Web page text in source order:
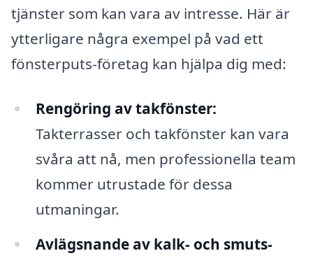
tjänster som kan vara av intresse. Här är
ytterligare några exempel på vad ett
fönsterputs-företag kan hjälpa dig med:
Rengöring av takfönster:
Takterrasser och takfönster kan vara
svåra att nå, men professionella team
kommer utrustade för dessa
utmaningar.
Avlägsnande av kalk- och smuts-